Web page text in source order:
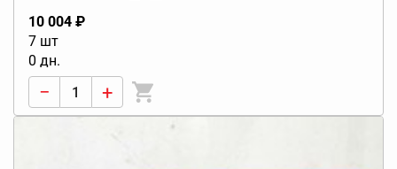
10 004 ₽
7 шт
0 дн.
− +